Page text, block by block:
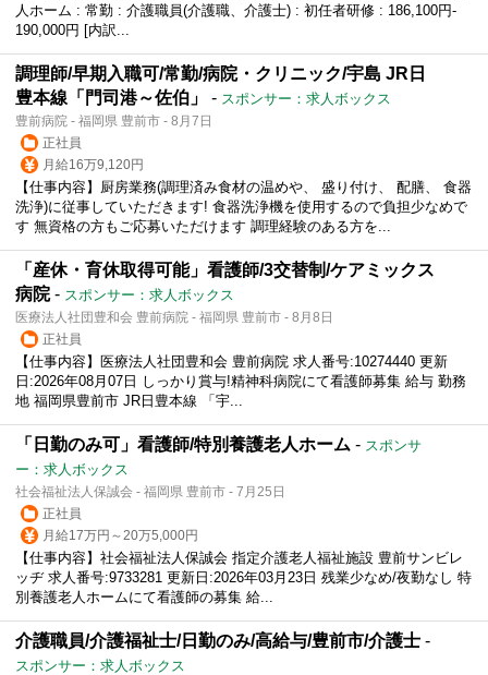
人ホーム : 常勤 : 介護職員(介護職、介護士) : 初任者研修 : 186,100円‐
190,000円 [内訳...
調理師/早期入職可/常勤/病院・クリニック/宇島 JR日
豊本線「門司港～佐伯」
- スポンサー：求人ボックス
豊前病院 - 福岡県 豊前市 - 8月7日
正社員
月給16万9,120円
【仕事内容】厨房業務(調理済み食材の温めや、 盛り付け、 配膳、 食器
洗浄)に従事していただきます! 食器洗浄機を使用するので負担少なめで
す 無資格の方もご応募いただけます 調理経験のある方を...
「産休・育休取得可能」看護師/3交替制/ケアミックス
病院- スポンサー：求人ボックス
医療法人社団豊和会 豊前病院 - 福岡県 豊前市 - 8月8日
正社員
【仕事内容】医療法人社団豊和会 豊前病院 求人番号:10274440 更新
日:2026年08月07日 しっかり賞与!精神科病院にて看護師募集 給与 勤務
地 福岡県豊前市 JR日豊本線 「宇...
「日勤のみ可」看護師/特別養護老人ホーム - スポンサ
ー：求人ボックス
社会福祉法人保誠会 - 福岡県 豊前市 - 7月25日
正社員
月給17万円～20万5,000円
【仕事内容】社会福祉法人保誠会 指定介護老人福祉施設 豊前サンビレ
ッヂ 求人番号:9733281 更新日:2026年03月23日 残業少なめ/夜勤なし 特
別養護老人ホームにて看護師の募集 給...
介護職員/介護福祉士/日勤のみ/高給与/豊前市/介護士 -
スポンサー：求人ボックス